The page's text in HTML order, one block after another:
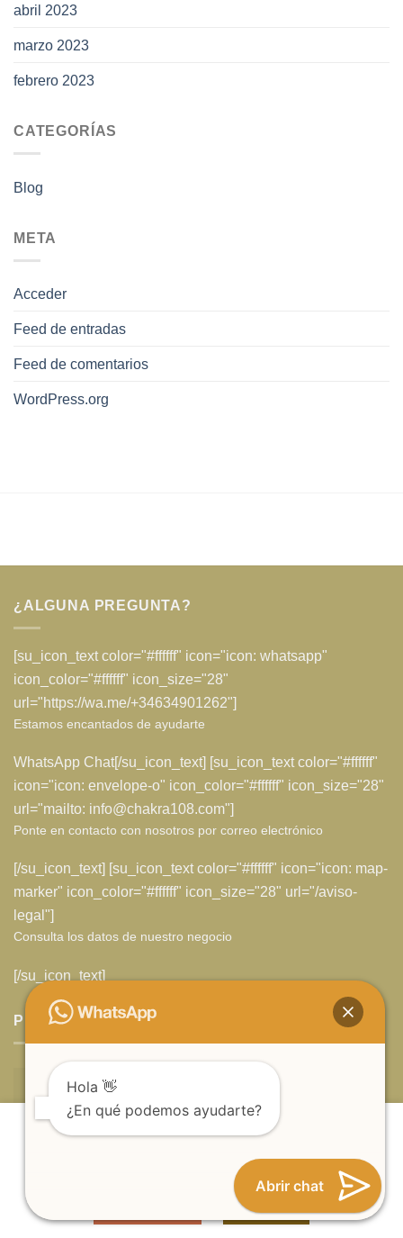
abril 2023
marzo 2023
febrero 2023
CATEGORÍAS
Blog
META
Acceder
Feed de entradas
Feed de comentarios
WordPress.org
¿ALGUNA PREGUNTA?
[su_icon_text color="#ffffff" icon="icon: whatsapp"
icon_color="#ffffff" icon_size="28"
url="https://wa.me/+34634901262"]
Estamos encantados de ayudarte
WhatsApp Chat[/su_icon_text] [su_icon_text color="#ffffff"
icon="icon: envelope-o" icon_color="#ffffff" icon_size="28"
url="mailto: info@chakra108.com"]
Ponte en contacto con nosotros por correo electrónico
[/su_icon_text] [su_icon_text color="#ffffff" icon="icon: map-
marker" icon_color="#ffffff" icon_size="28" url="/aviso-
legal"]
Consulta los datos de nuestro negocio
[/su_icon_text]
PRODUCTOS MEJOR VALORADOS
Pulsera Japa Mala Surya
Valorado
con5.00de
€
Pulsera Japa Mala Sexto Chakra Ajna
con5.00de
Estimado visitante, utilizamos cookies propias y de
para continuar navegando.
ACCEPT
Hola 👋
¿En qué podemos ayudarte?
Abrir chat